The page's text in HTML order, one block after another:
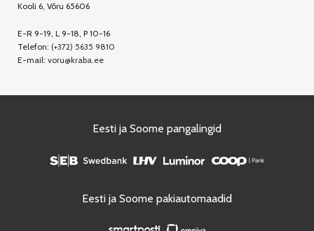
Kooli 6, Võru 65606
E-R 9-19, L 9-18, P 10-16
Telefon: (+372) 5635 9810
E-mail: voru@kraba.ee
Eesti ja Soome pangalingid
Eesti ja Soome pakiautomaadid